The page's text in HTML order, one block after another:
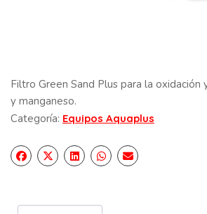
Filtro Green Sand Plus para la oxidación
y manganeso.
Categoría: Equipos Aquaplus